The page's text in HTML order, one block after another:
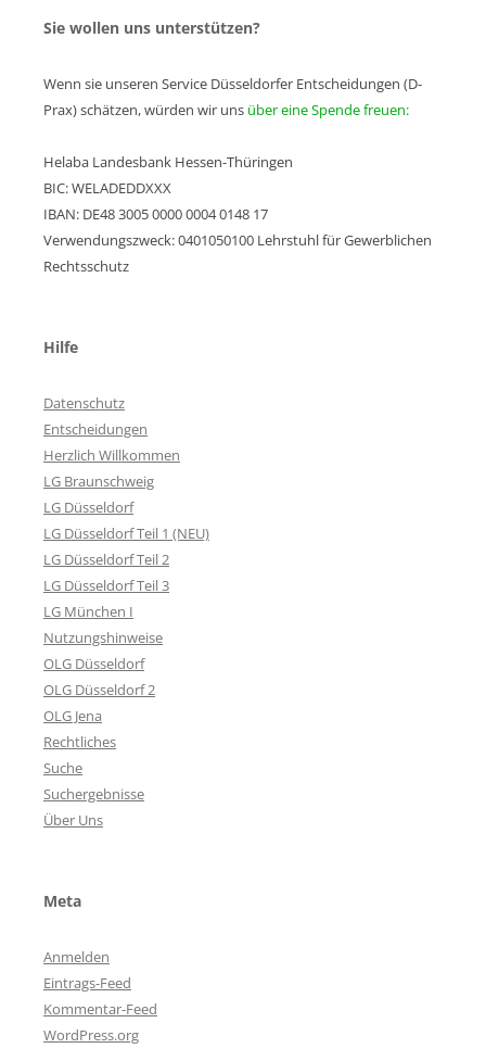
Sie wollen uns unterstützen?
Wenn sie unseren Service Düsseldorfer Entscheidungen (D-
Prax) schätzen, würden wir uns über eine Spende freuen:
Helaba Landesbank Hessen-Thüringen
BIC: WELADEDDXXX
IBAN: DE48 3005 0000 0004 0148 17
Verwendungszweck: 0401050100 Lehrstuhl für Gewerblichen
Rechtsschutz
Hilfe
Datenschutz
Entscheidungen
Herzlich Willkommen
LG Braunschweig
LG Düsseldorf
LG Düsseldorf Teil 1 (NEU)
LG Düsseldorf Teil 2
LG Düsseldorf Teil 3
LG München I
Nutzungshinweise
OLG Düsseldorf
OLG Düsseldorf 2
OLG Jena
Rechtliches
Suche
Suchergebnisse
Über Uns
Meta
Anmelden
Eintrags-Feed
Kommentar-Feed
WordPress.org